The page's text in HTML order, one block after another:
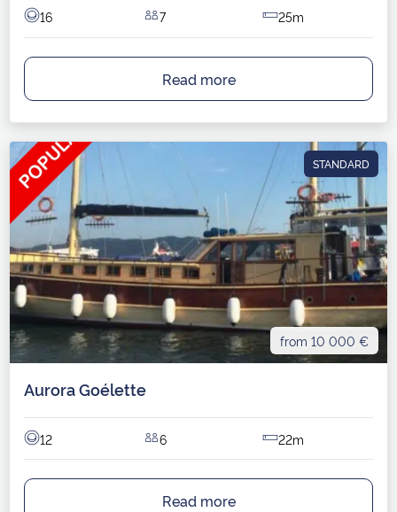
16 7 25m
Read more
STANDARD
from 10 000 €
Aurora Goélette
12 6 22m
Read more